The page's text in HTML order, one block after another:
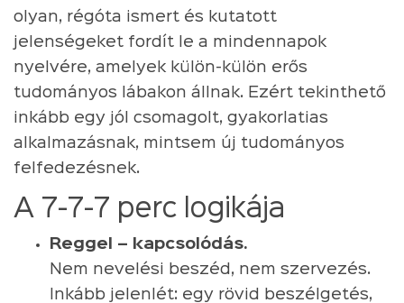
olyan, régóta ismert és kutatott
jelenségeket fordít le a mindennapok
nyelvére, amelyek külön-külön erős
tudományos lábakon állnak. Ezért tekinthető
inkább egy jól csomagolt, gyakorlatias
alkalmazásnak, mintsem új tudományos
felfedezésnek.
A 7-7-7 perc logikája
Reggel – kapcsolódás.
Nem nevelési beszéd, nem szervezés.
Inkább jelenlét: egy rövid beszélgetés,